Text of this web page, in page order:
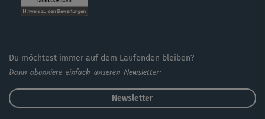
Du möchtest immer auf dem Laufenden bleiben?
Dann abonniere einfach unseren Newsletter:
Newsletter